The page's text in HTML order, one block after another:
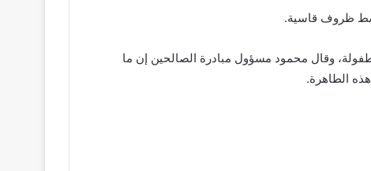
ظروف قاسية.
وقال محمود مسؤول مبادرة الصالحين إن ما
الطاهرة.